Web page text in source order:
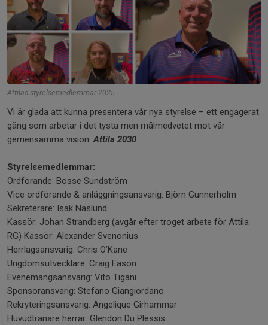
Attilas styrelsemedlemmar 2025
Vi är glada att kunna presentera vår nya styrelse – ett engagerat
gäng som arbetar i det tysta men målmedvetet mot vår
gemensamma vision:Attila 2030
Styrelsemedlemmar:
Ordförande: Bosse Sundström
Vice ordförande & anläggningsansvarig: Björn Gunnerholm
Sekreterare: Isak Näslund
Kassör: Johan Strandberg (avgår efter troget arbete för Attila
RG) Kassör: Alexander Svenonius
Herrlagsansvarig: Chris O’Kane
Ungdomsutvecklare: Craig Eason
Evenemangsansvarig: Vito Tigani
Sponsoransvarig: Stefano Giangiordano
Rekryteringsansvarig: Angelique Girhammar
Huvudtränare herrar: Glendon Du Plessis